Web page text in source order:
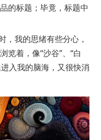
的标题；毕竟，标题中
我的思绪有些分心，
览着，像“沙谷”、“白
入我的脑海，又很快消